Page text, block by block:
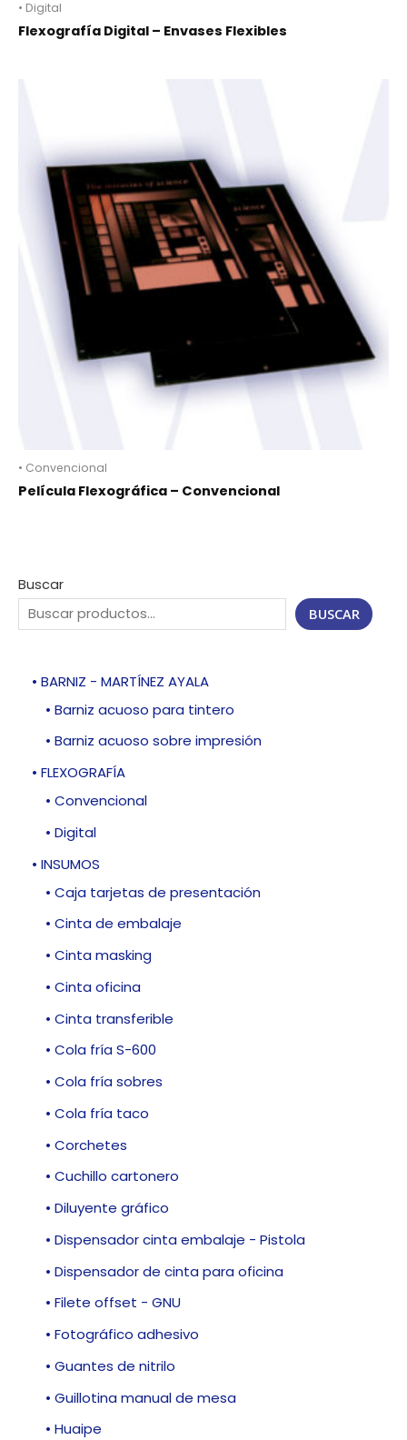
Buscar
BUSCAR
• BARNIZ - MARTÍNEZ AYALA
• Barniz acuoso para tintero
• Barniz acuoso sobre impresión
• FLEXOGRAFÍA
• Convencional
• Digital
• INSUMOS
• Caja tarjetas de presentación
• Cinta de embalaje
• Cinta masking
• Cinta oficina
• Cinta transferible
• Cola fría S-600
• Cola fría sobres
• Cola fría taco
• Corchetes
• Cuchillo cartonero
• Diluyente gráfico
• Dispensador cinta embalaje - Pistola
• Dispensador de cinta para oficina
• Filete offset - GNU
• Fotográfico adhesivo
• Guantes de nitrilo
• Guillotina manual de mesa
• Huaipe
• Digital
Flexografía Digital – Envases Flexibles
• Convencional
Película Flexográfica – Convencional